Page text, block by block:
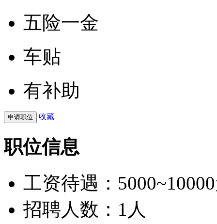
五险一金
车贴
有补助
收藏
职位信息
工资待遇：
招聘人数：1人